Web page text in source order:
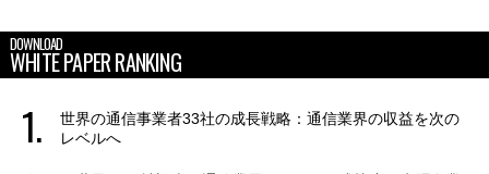
DOWNLOAD
WHITE PAPER RANKING
世界の通信事業者33社の成長戦略：通信業界の収益を次の
レベルへ